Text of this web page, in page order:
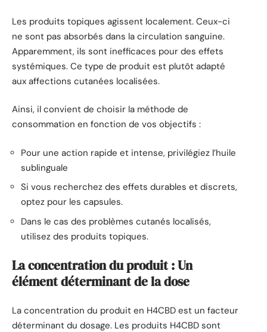
Les produits topiques agissent localement. Ceux-ci
ne sont pas absorbés dans la circulation sanguine.
Apparemment, ils sont inefficaces pour des effets
systémiques. Ce type de produit est plutôt adapté
aux affections cutanées localisées.
Ainsi, il convient de choisir la méthode de
consommation en fonction de vos objectifs :
Pour une action rapide et intense, privilégiez l’huile
sublinguale
Si vous recherchez des effets durables et discrets,
optez pour les capsules.
Dans le cas des problèmes cutanés localisés,
utilisez des produits topiques.
La concentration du produit : Un
élément déterminant de la dose
La concentration du produit en H4CBD est un facteur
déterminant du dosage. Les produits H4CBD sont